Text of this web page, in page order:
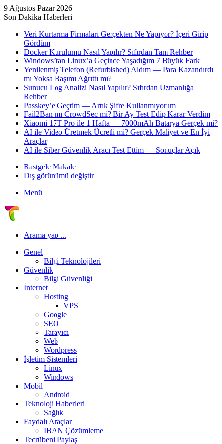
9 Ağustos Pazar 2026
Son Dakika Haberleri
Veri Kurtarma Firmaları Gerçekten Ne Yapıyor? İçeri Girip
Gördüm
Docker Kurulumu Nasıl Yapılır? Sıfırdan Tam Rehber
Windows’tan Linux’a Geçince Yaşadığım 7 Büyük Fark
Yenilenmiş Telefon (Refurbished) Aldım — Para Kazandırdı
mı Yoksa Başımı Ağrıttı mı?
Sunucu Log Analizi Nasıl Yapılır? Sıfırdan Uzmanlığa
Rehber
Passkey’e Geçtim — Artık Şifre Kullanmıyorum
Fail2Ban mı CrowdSec mi? Bir Ay Test Edip Karar Verdim
Xiaomi 17T Pro ile 1 Hafta — 7000mAh Batarya Gerçek mi?
AI ile Video Üretmek Ücretli mi? Gerçek Maliyet ve En İyi
Araçlar
AI ile Siber Güvenlik Aracı Test Ettim — Sonuçlar Açık
Rastgele Makale
Dış görünümü değiştir
Menü
Arama yap ...
Genel
Bilgi Teknolojileri
Güvenlik
Bilgi Güvenliği
İnternet
Hosting
VPS
Google
SEO
Tarayıcı
Web
Wordpress
İşletim Sistemleri
Linux
Windows
Mobil
Android
Teknoloji Haberleri
Sağlık
Faydalı Araçlar
IBAN Çözümleme
Tecrübeni Paylaş